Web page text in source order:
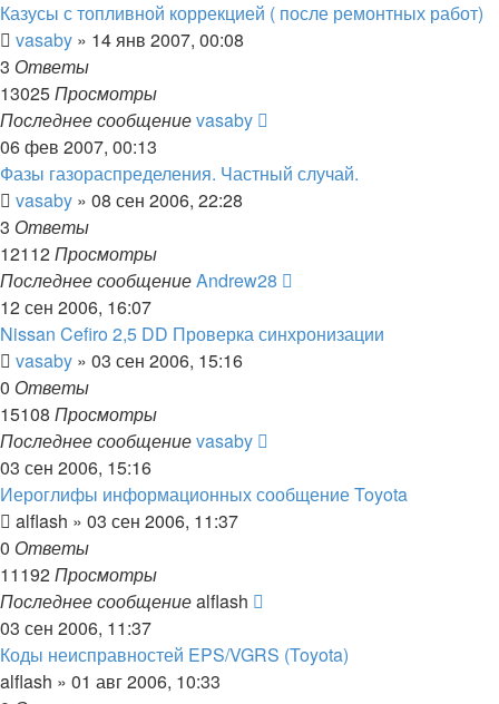
Казусы с топливной коррекцией ( после ремонтных работ)
vasaby » 14 янв 2007, 00:08
3 Ответы
13025Просмотры
Последнее сообщениеvasaby
06 фев 2007, 00:13
Фазы газораспределения. Частный случай.
vasaby » 08 сен 2006, 22:28
3 Ответы
12112Просмотры
Последнее сообщениеAndrew28
12 сен 2006, 16:07
Nissan Cefiro 2,5 DD Проверка синхронизации
vasaby » 03 сен 2006, 15:16
0 Ответы
15108 Просмотры
Последнее сообщениеvasaby
03 сен 2006, 15:16
Иероглифы информационных сообщение Toyota
alflash » 03 сен 2006, 11:37
0 Ответы
11192Просмотры
Последнее сообщениеalflash
03 сен 2006, 11:37
Коды неисправностей EPS/VGRS (Toyota)
alflash » 01 авг 2006, 10:33